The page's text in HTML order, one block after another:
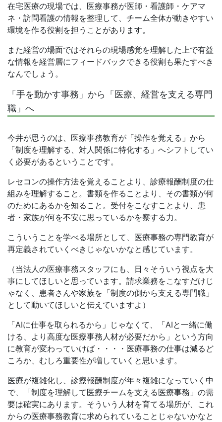
在宅医療の現場では、医療事務が医師・看護師・ケアマ
ネ・訪問看護の情報を整理して、チーム全体が動きやすい
環境を作る役割を担うことがあります。
また経営の場面ではそれらの現場感覚を理解した上で有益
な情報を経営層にフィードバックできる役割も果たすべき
なんでしょう。
「手を動かす事務」から「医療、経営を支える専門
職」へ
今井が思うのは、医療事務教育が「操作を覚える」から
「制度を理解する、対人関係に特化する」へシフトしてい
く必要があるということです。
レセコンの操作方法を覚えることより、診療報酬制度の仕
組みを理解すること。書類を作ることより、その書類が何
のためにあるかを知ること。受付をこなすことより、患
者・家族が何を不安に思っているかを察する力。
こういうことを学べる場所として、医療事務の専門教育が
再定義されていくべきじゃないかなと感じています。
（当法人の医療事務スタッフにも、日々そういう視点を大
事にしてほしいと思っています。請求業務をこなすだけじ
ゃなく、患者さんや家族を「制度の側から支える専門職」
として動いてほしいと伝えていますよ）
「AIに仕事を取られるから」じゃなくて、「AIと一緒に働
ける、より高度な医療事務人材が必要だから」という方向
に教育が変わっていけば・・・・医療事務の仕事は減るど
ころか、むしろ重要性が増していくと思います。
医療が複雑化し、診療報酬制度が年々複雑になっていく中
で、「制度を理解して医療チームを支える医療事務」の需
要は確実にあります。そういう人材を育てる場所が、これ
からの医療事務教育に求められていることじゃないかなと